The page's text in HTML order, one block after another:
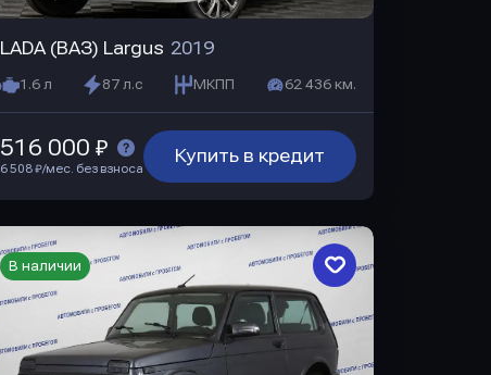
LADA (ВАЗ) Largus 2019
1.6 л 87 л.с МКПП 62 436 км.
Купить в кредит
516 000 ₽
6 508 ₽/мес. без взноса
В наличии